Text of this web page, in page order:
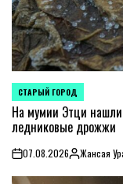
POSTED
IN
СТАРЫЙ ГОРОД
На мумии Этци
ледниковые дрожжи
on07.08.2026PostedЖансая